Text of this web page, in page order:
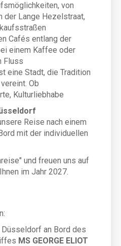
von
der Lange Hezelstraat,
Cafés entlang der
einem Kaffee oder
Fluss
eine Stadt, die Tradition
Ob
Kulturliebhabe
Reise nach einem
mit der individuellen
und freuen uns auf
im Jahr 2027.
an Bord des
MS GEORGE ELIOT